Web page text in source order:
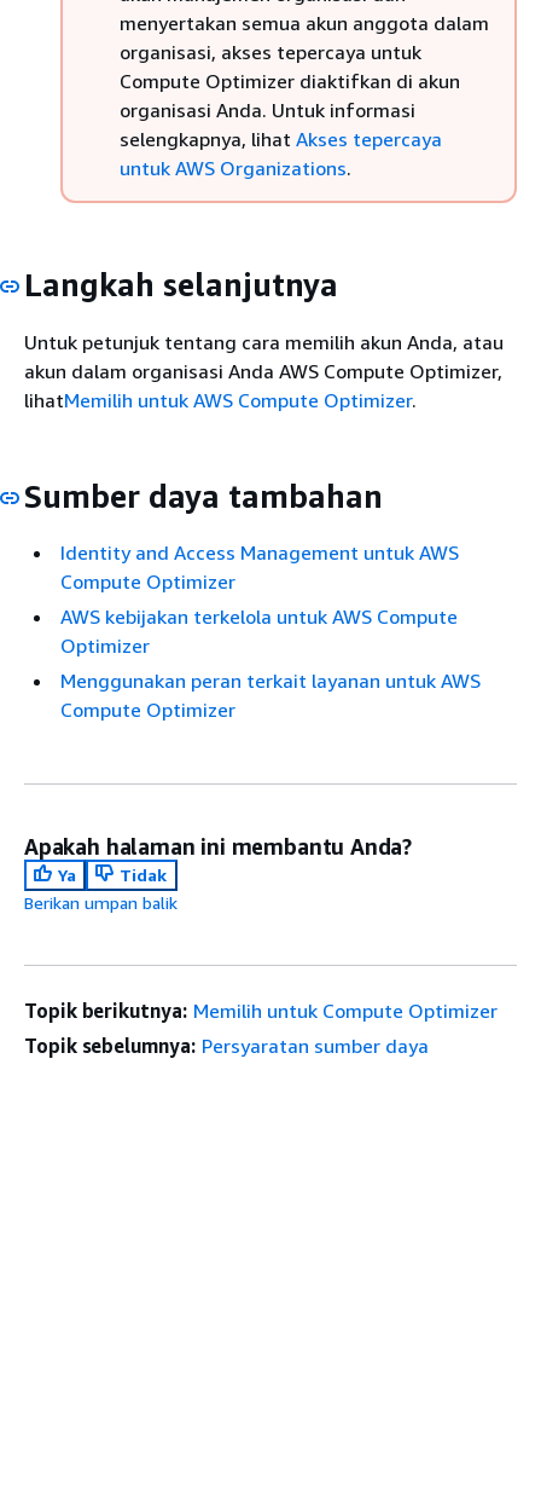
menyertakan semua akun anggota dalam
organisasi, akses tepercaya untuk
Compute Optimizer diaktifkan di akun
organisasi Anda. Untuk informasi
selengkapnya, lihat Akses tepercaya
untuk AWS Organizations.
Langkah selanjutnya
Untuk petunjuk tentang cara memilih akun Anda, atau
akun dalam organisasi Anda AWS Compute Optimizer,
lihatMemilih untuk AWS Compute Optimizer.
Sumber daya tambahan
Identity and Access Management untuk AWS
Compute Optimizer
AWS kebijakan terkelola untuk AWS Compute
Optimizer
Menggunakan peran terkait layanan untuk AWS
Compute Optimizer
Apakah halaman ini membantu Anda?
Ya
Tidak
Berikan umpan balik
Topik berikutnya: Memilih untuk Compute Optimizer
Topik sebelumnya: Persyaratan sumber daya